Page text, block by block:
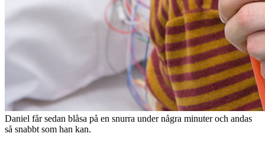
Daniel får sedan blåsa på en snurra under några minuter och andas
så snabbt som han kan.